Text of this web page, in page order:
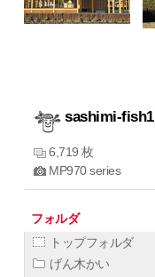
sashimi-fish1
6,719 枚
MP970 series
フォルダ
トップフォルダ
げん木かい